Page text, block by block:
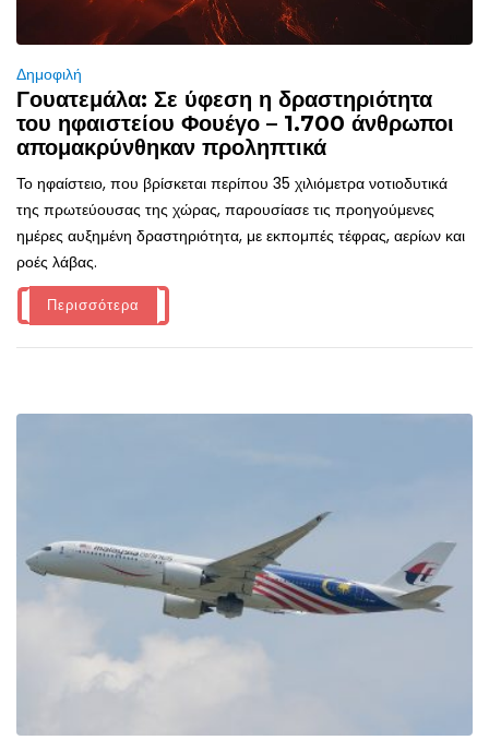
Δημοφιλή
Γουατεμάλα: Σε ύφεση η δραστηριότητα
του ηφαιστείου Φουέγο – 1.700 άνθρωποι
απομακρύνθηκαν προληπτικά
Το ηφαίστειο, που βρίσκεται περίπου 35 χιλιόμετρα νοτιοδυτικά
της πρωτεύουσας της χώρας, παρουσίασε τις προηγούμενες
ημέρες αυξημένη δραστηριότητα, με εκπομπές τέφρας, αερίων και
ροές λάβας.
Περισσότερα